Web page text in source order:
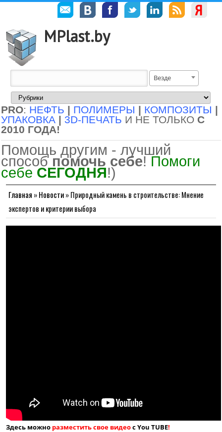
MPlast.by
Везде
PRO: НЕФТЬ | ПОЛИМЕРЫ | КОМПОЗИТЫ |
УПАКОВКА | 3D-ПЕЧАТЬ И НЕ ТОЛЬКО С
2010 ГОДА!
Помощь другим - лучший
способ помочь себе! Помоги
себе СЕГОДНЯ!)
Главная »Новости»Природный камень в строительстве: Мнение
экспертов и критерии выбора
Здесь можно разместить свое видеос You TUBE!